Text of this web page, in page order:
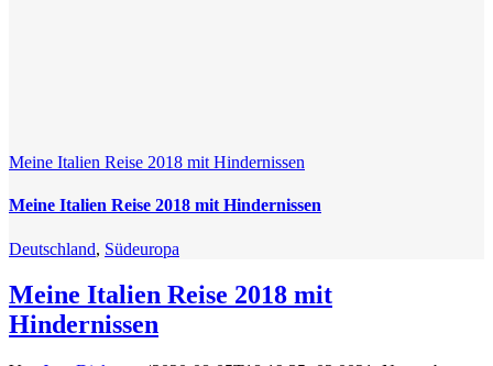
Meine Italien Reise 2018 mit Hindernissen
Meine Italien Reise 2018 mit Hindernissen
Deutschland, Südeuropa
Meine Italien Reise 2018 mit
Hindernissen